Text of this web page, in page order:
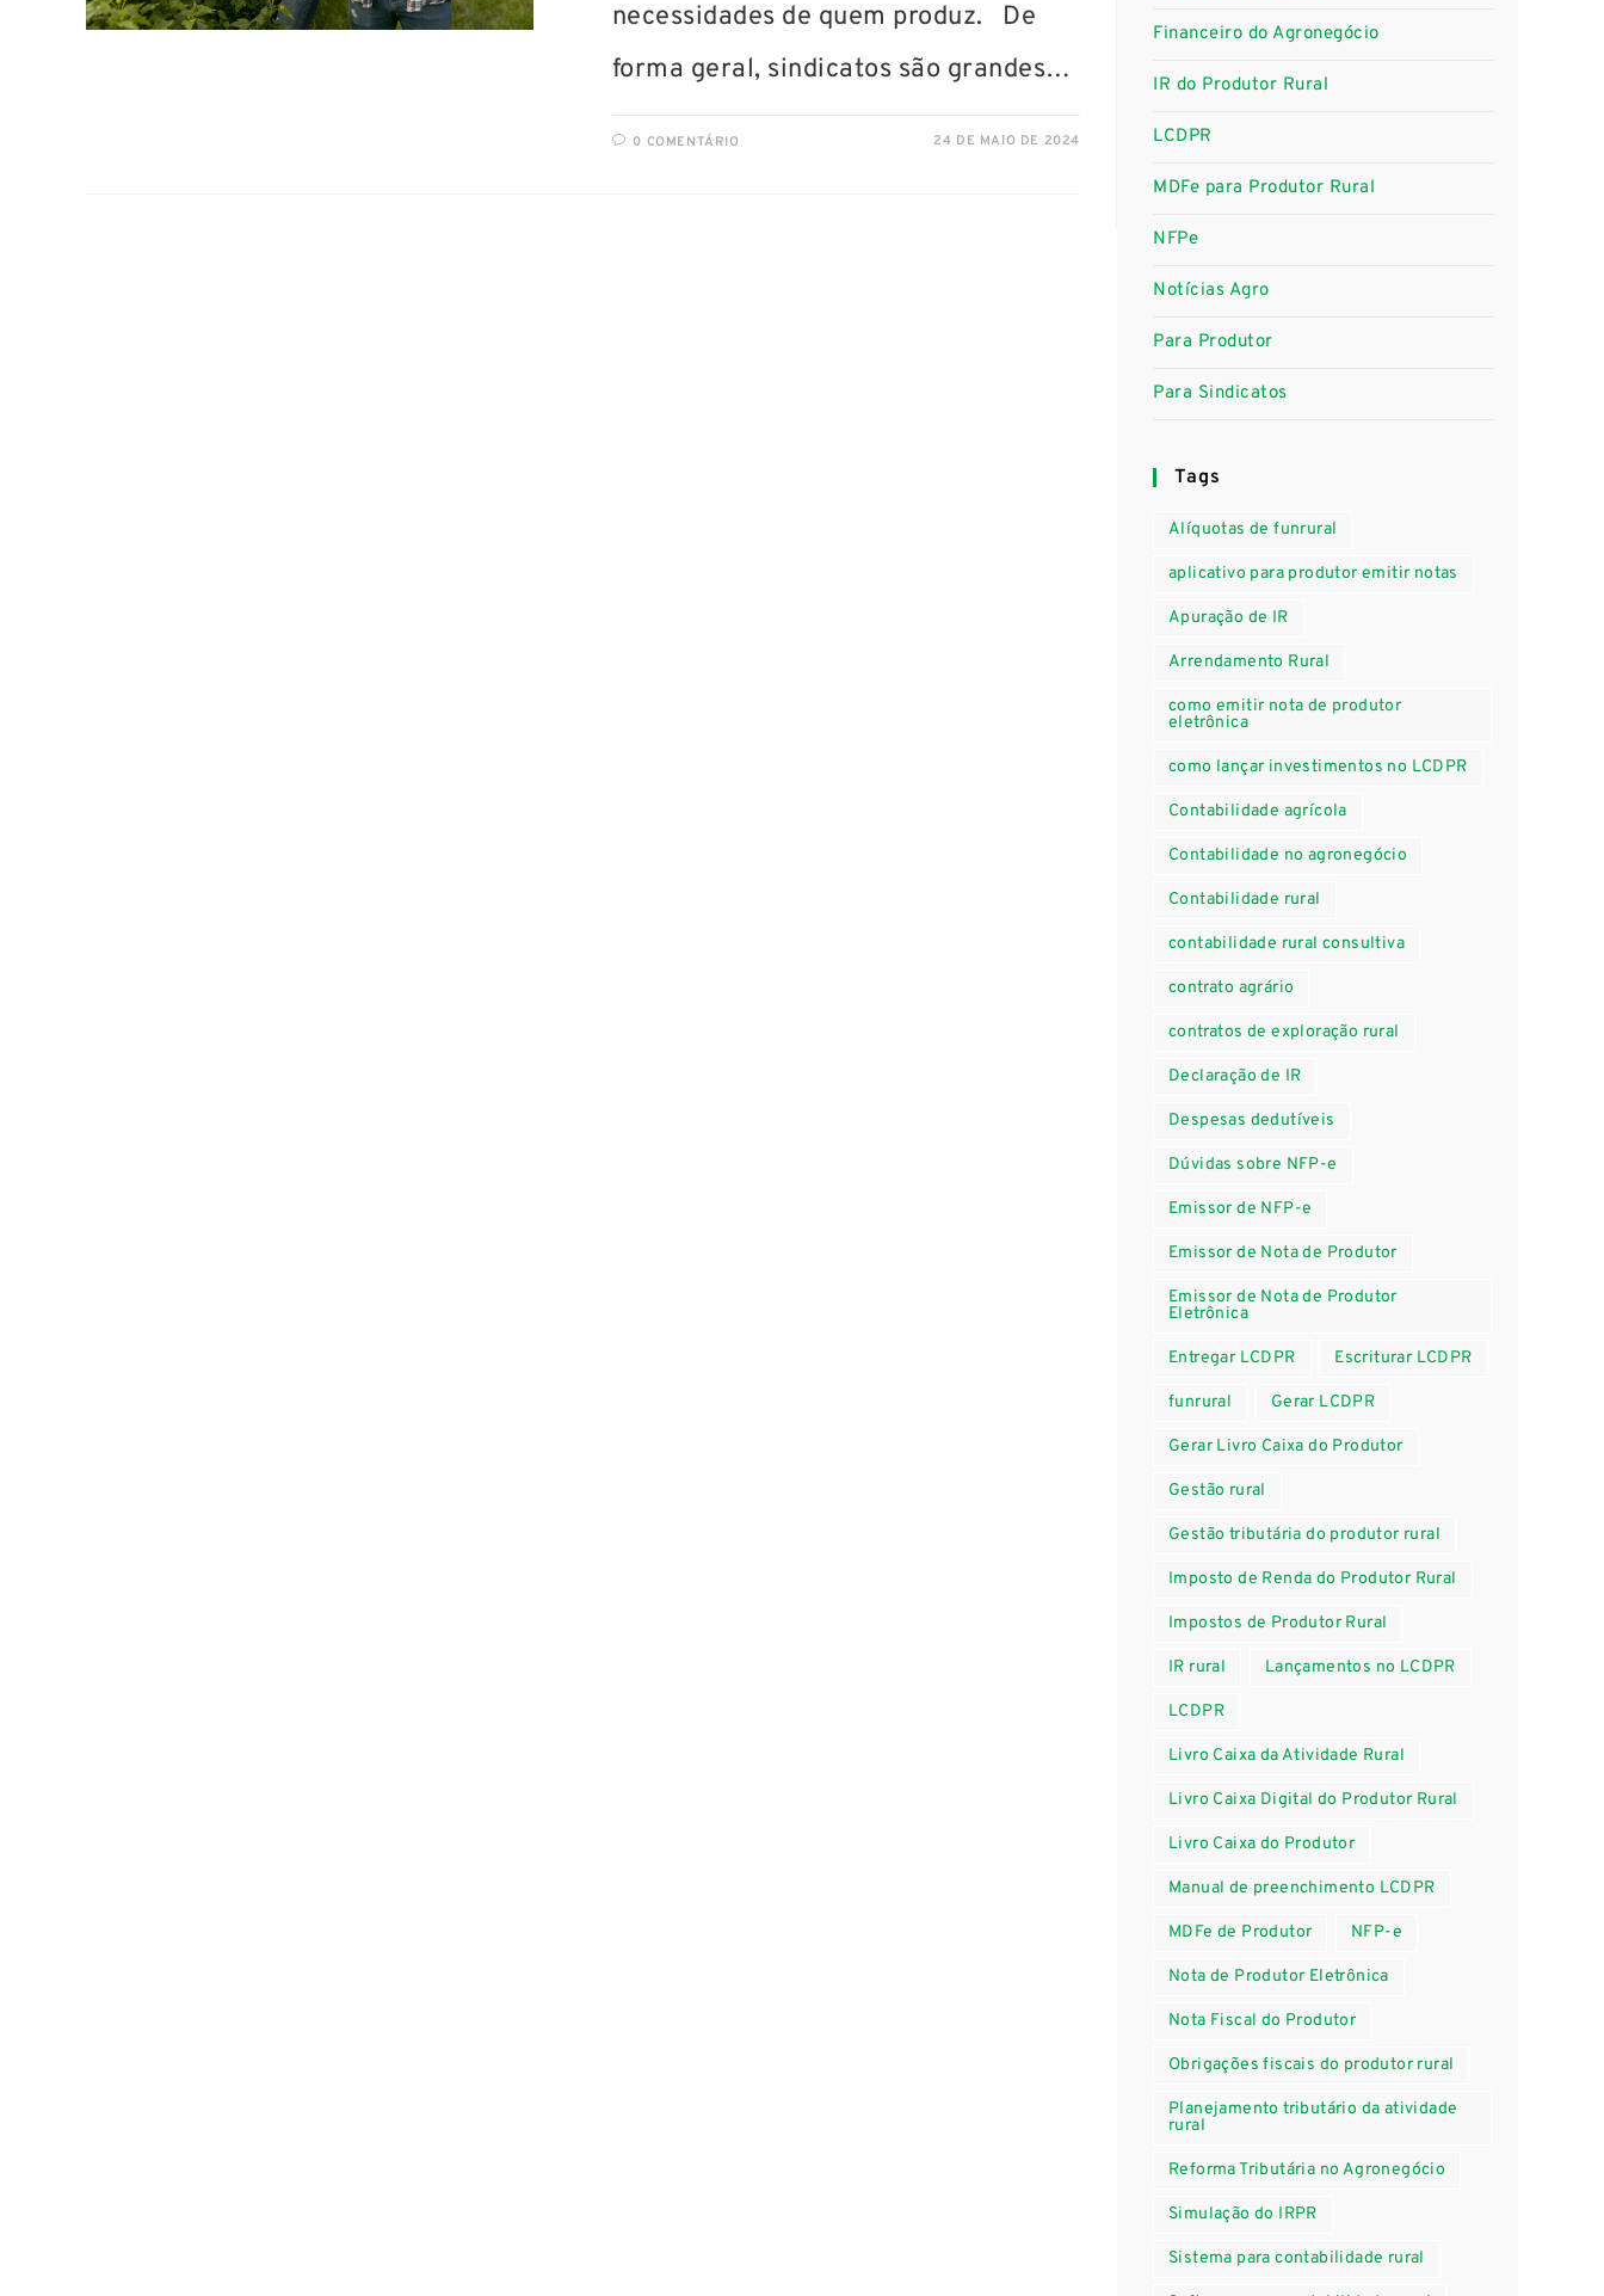
necessidades de quem produz. De
forma geral, sindicatos são grandes…
0 COMENTÁRIO 24 DE MAIO DE 2024
Financeiro do Agronegócio
IR do Produtor Rural
LCDPR
MDFe para Produtor Rural
NFPe
Notícias Agro
Para Produtor
Para Sindicatos
Tags
Alíquotas de funrural
aplicativo para produtor emitir notas
Apuração de IR
Arrendamento Rural
como emitir nota de produtor
eletrônica
como lançar investimentos no LCDPR
Contabilidade agrícola
Contabilidade no agronegócio
Contabilidade rural
contabilidade rural consultiva
contrato agrário
contratos de exploração rural
Declaração de IR
Despesas dedutíveis
Dúvidas sobre NFP-e
Emissor de NFP-e
Emissor de Nota de Produtor
Emissor de Nota de Produtor
Eletrônica
Entregar LCDPR Escriturar LCDPR
funrural Gerar LCDPR
Gerar Livro Caixa do Produtor
Gestão rural
Gestão tributária do produtor rural
Imposto de Renda do Produtor Rural
Impostos de Produtor Rural
IR rural Lançamentos no LCDPR
LCDPR
Livro Caixa da Atividade Rural
Livro Caixa Digital do Produtor Rural
Livro Caixa do Produtor
Manual de preenchimento LCDPR
MDFe de Produtor NFP-e
Nota de Produtor Eletrônica
Nota Fiscal do Produtor
Obrigações fiscais do produtor rural
Planejamento tributário da atividade
rural
Reforma Tributária no Agronegócio
Simulação do IRPR
Sistema para contabilidade rural